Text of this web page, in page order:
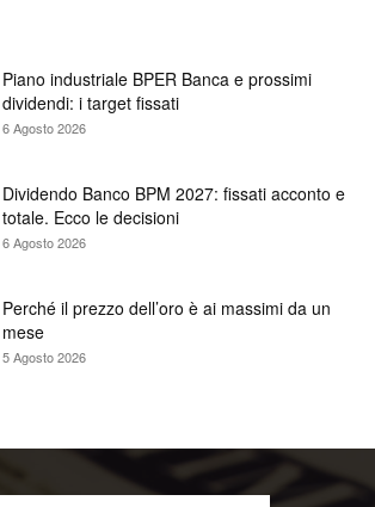
Piano industriale BPER Banca e prossimi
dividendi: i target fissati
6 Agosto 2026
Dividendo Banco BPM 2027: fissati acconto e
totale. Ecco le decisioni
6 Agosto 2026
Perché il prezzo dell’oro è ai massimi da un
mese
5 Agosto 2026